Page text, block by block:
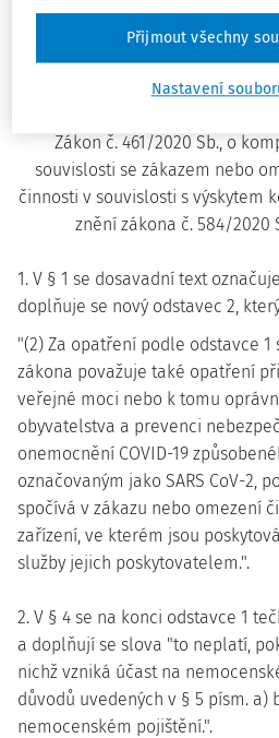
Parlament se usnesl na tomto
Čl.I
Zákon č. 461/2020 Sb., o
souvislosti se zákazem nebo
činnosti v souvislosti s výskytem
znění zákona č. 584/2020
1. V § 1 se dosavadní text
doplňuje se nový odstavec 2,
"(2) Za opatření podle odstavce
zákona považuje také opatření
veřejné moci nebo k tomu
obyvatelstva a prevenci
onemocnění COVID-19
označovaným jako SARS CoV-2,
spočívá v zákazu nebo omezení
zařízení, ve kterém jsou
služby jejich poskytovatelem.".
2. V § 4 se na konci odstavce 1
a doplňují se slova "to neplatí,
nichž vzniká účast na
důvodů uvedených v § 5 písm. a)
nemocenském pojištění.".
Nastavení
Přijmout všechny